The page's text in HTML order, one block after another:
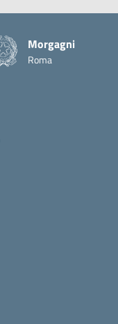
Morgagni
Roma